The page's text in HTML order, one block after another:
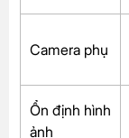
Camera phụ
Ổn định hình
ảnh